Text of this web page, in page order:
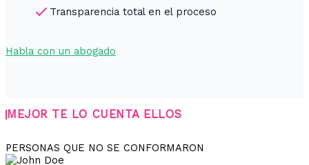
Transparencia total en el proceso
Habla con un abogado
MEJOR TE LO CUENTA ELLOS
PERSONAS QUE NO SE CONFORMARON